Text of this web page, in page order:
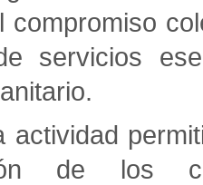
compromiso
servicios
actividad
de los